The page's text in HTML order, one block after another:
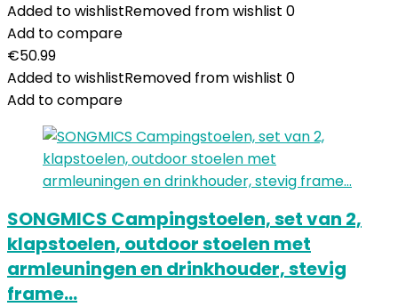
Added to wishlistRemoved from wishlist 0
Add to compare
€50.99
Added to wishlistRemoved from wishlist 0
Add to compare
SONGMICS Campingstoelen, set van 2,
klapstoelen, outdoor stoelen met
armleuningen en drinkhouder, stevig
frame…